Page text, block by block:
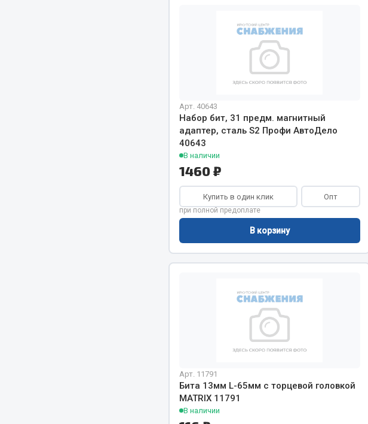
Арт. 40643
Набор бит, 31 предм. магнитный
адаптер, сталь S2 Профи АвтоДело
40643
В наличии
1460 ₽
Купить в один клик Опт
при полной предоплате
В корзину
Арт. 11791
Бита 13мм L-65мм с торцевой головкой
MATRIX 11791
В наличии